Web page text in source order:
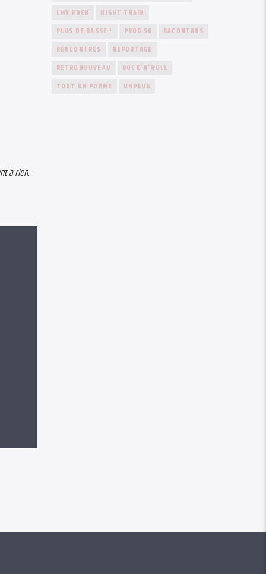
à rien.
LMV ROCK
NIGHT TRAIN
PLUS DE BASSE !
PROG 50
RACONTARS
RENCONTRES
REPORTAGE
RETRONOUVEAU
ROCK'N'ROLL
TOUT UN POÈME
UNPLUG